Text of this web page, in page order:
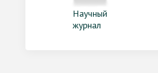
Научный
журнал